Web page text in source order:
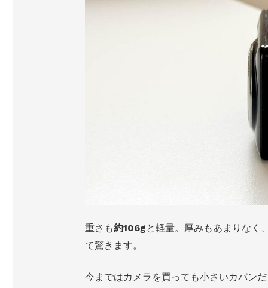
重さも約106gと軽量。厚みもあまりなく
て驚きます。
今まではカメラを買っても小さいカバン